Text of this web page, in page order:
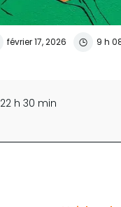
février 17, 2026 9 h
22 h 30 min